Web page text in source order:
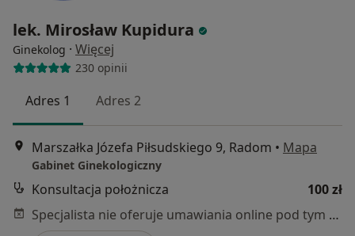
lek. Mirosław Kupidura
Ginekolog · Więcej
230 opinii
Adres 1 Adres 2
Marszałka Józefa Piłsudskiego 9, Radom • Mapa
Gabinet Ginekologiczny
Konsultacja położnicza
100 zł
Specjalista nie oferuje umawiania online pod tym adresem.